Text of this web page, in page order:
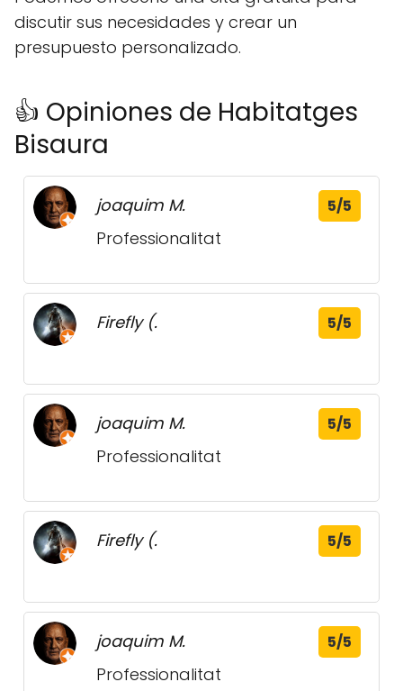
discutir sus necesidades y crear un
presupuesto personalizado.
👍 Opiniones de Habitatges
Bisaura
joaquim M. 5/5
Professionalitat
Firefly (. 5/5
joaquim M. 5/5
Professionalitat
Firefly (. 5/5
joaquim M. 5/5
Professionalitat